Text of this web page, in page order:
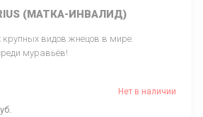
(МАТКА-ИНВАЛИД)
видов жнецов в мире.
муравьёв!
Нет в наличии